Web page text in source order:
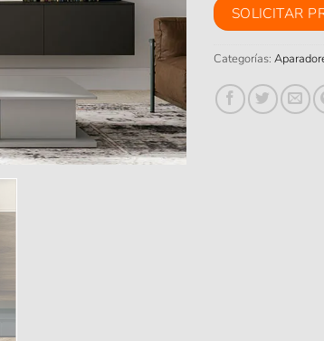
SOLICITAR
Categorías: